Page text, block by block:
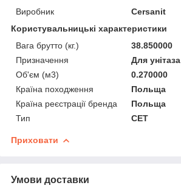
Виробник
Cersanit
Користувальницькі характеристики
Вага брутто (кг.)
38.850000
Призначення
Для унітаза
Об'єм (м3)
0.270000
Країна походження
Польща
Країна реєстрації бренда
Польща
Тип
СЕТ
Приховати
Умови доставки